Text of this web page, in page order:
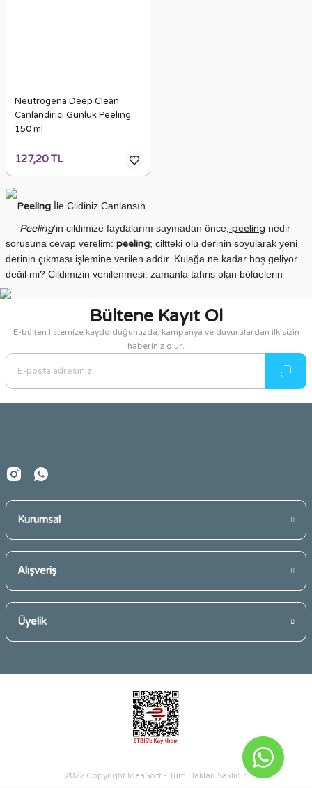
Neutrogena Deep Clean
Canlandırıcı Günlük Peeling
150 ml
127,20 TL
Peeling İle Cildiniz Canlansın
Peeling'in cildimize faydalarını saymadan önce, peeling nedir
sorusuna cevap verelim: peeling; ciltteki ölü derinin soyularak yeni
derinin çıkması işlemine verilen addır. Kulağa ne kadar hoş geliyor
değil mi? Cildimizin yenilenmesi, zamanla tahriş olan bölgelerin
giderek tazecik bir cilt derisinin gelmesi sağlıklı bir görünüm
yeniler. Kan akış hızına bağlı olarak bu yenileme işlemi hızlı veya
yavaş olabilir.Peelingişlemi cildinizin kendini yenilemesine yardımcı
olmayı sağlar.
Cilde belirli periyotlarla
yenilenmesi ve tertemiz bir cilde sahip olmak oldukça pratik bir
yöntemdir. Lazerle uygulanan cilt lekeleri giderme, kırışıklık giderme
Cildi canlandırıcı etkisinin yanı sıra ciltteki ölü deriyi arındırıcı,
olanpeelinglerdenihtiyacınıza uygun olanı tercih ederek
uygulayabilirsiniz.
peeling
bulunanpeelingişleminin uygulama sıklığı da türüne göre
değişkenlik gösterebilir.
reaksiyonuna da bağlı olatak haftada bir uygulanabilirken orta
kendini yenilemesi zaman alacağından daha uzun aralıklarla
uygulanmalıdır.
Sayfamızda yer alan pek çok farklıpeeling
ziyaretçilerimizin cilt bakımlarını kolaylıkla yapmalarına olanak
Bültene Kayıt Ol
E-bülten listemize kaydolduğunuzda, kampanya ve duyurulardan ilk sizin
haberiniz olur.
Kurumsal
Alışveriş
Üyelik
2022 Copyright IdeaSoft - Tüm Hakları Saklıdır.